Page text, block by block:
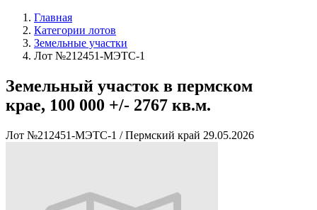
Главная
Категории лотов
Земельные участки
Лот №212451-МЭТС-1
Земельный участок в пермском
крае, 100 000 +/- 2767 кв.м.
Лот №212451-МЭТС-1 / Пермский край 29.05.2026